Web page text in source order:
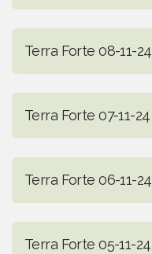
Terra Forte 08-11-24
Terra Forte 07-11-24
Terra Forte 06-11-24
Terra Forte 05-11-24